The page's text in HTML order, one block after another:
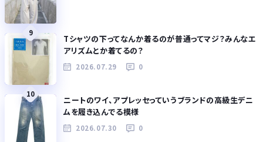
9
Tシャツの下ってなんか着るのが普通ってマジ？みんなエ
アリズムとか着てるの？
2026.07.29 0
10
ニートのワイ、アプレッセっていうブランドの高級生デニ
ムを履き込んでる模様
2026.07.30 0